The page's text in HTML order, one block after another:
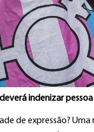
indenizar
de expressão? Uma